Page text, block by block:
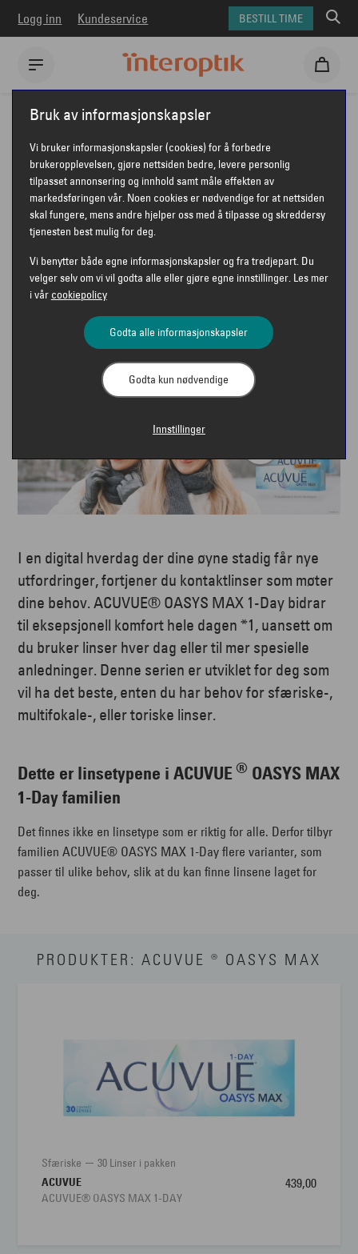
Logg inn Kundeservice BESTILL TIME
Interoptik Om kontaktlinser ACUVUE ® OASYS MAX
LINSER
SLIK FINNER DU RIKTIG
LINSER FRA ACUVUE®
OASYS MAX 1-DAY FOR
DITT BEHOV
I en digital hverdag der dine øyne stadig får nye
utfordringer, fortjener du kontaktlinser som møter
dine behov. ACUVUE® OASYS MAX 1-Day bidrar
til eksepsjonell komfort hele dagen *1, uansett om
du bruker linser hver dag eller til mer spesielle
anledninger. Denne serien er utviklet for deg som
vil ha det beste, enten du har behov for sfæriske-,
multifokale-, eller toriske linser.
Dette er linsetypene i ACUVUE® OASYS MAX
1-Day familien
Det finnes ikke en linsetype som er riktig for alle. Derfor tilbyr
familien ACUVUE® OASYS MAX 1-Day flere varianter, som
passer til ulike behov, slik at du kan finne linsene laget for
deg.
PRODUKTER: ACUVUE ® OASYS MAX
Sfæriske
30 Linser i pakken
ACUVUE
ACUVUE® OASYS MAX 1-DAY
439,00
Bruk av informasjonskapsler
Vi bruker informasjonskapsler (cookies) for å forbedre
brukeropplevelsen, gjøre nettsiden bedre, levere personlig
tilpasset annonsering og innhold samt måle effekten av
markedsføringen vår. Noen cookies er nødvendige for at nettsiden
skal fungere, mens andre hjelper oss med å tilpasse og skreddersy
tjenesten best mulig for deg.
Vi benytter både egne informasjonskapsler og fra tredjepart. Du
velger selv om vi vil godta alle eller gjøre egne innstillinger. Les mer
i vår cookiepolicy
Godta alle informasjonskapsler
Godta kun nødvendige
Innstillinger